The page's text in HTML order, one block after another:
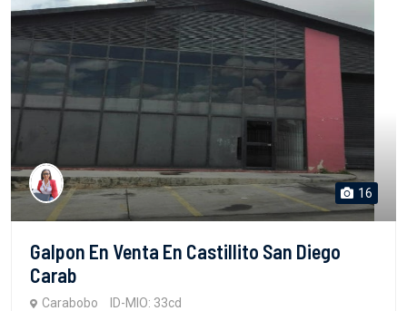
16
Galpon En Venta En Castillito San Diego
Carab
Carabobo ID-MIO: 33cd